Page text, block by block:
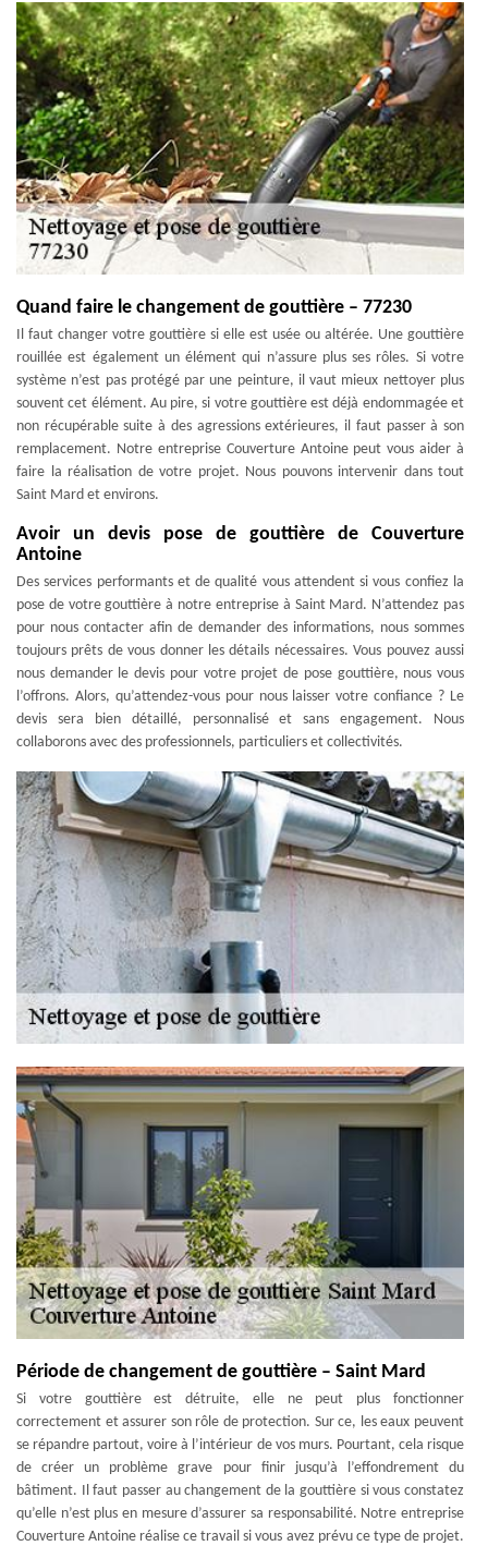
Quand faire le changement de gouttière – 77230
Il faut changer votre gouttière si elle est usée ou altérée. Une gouttière
rouillée est également un élément qui n’assure plus ses rôles. Si votre
système n’est pas protégé par une peinture, il vaut mieux nettoyer plus
souvent cet élément. Au pire, si votre gouttière est déjà endommagée et
non récupérable suite à des agressions extérieures, il faut passer à son
remplacement. Notre entreprise Couverture Antoine peut vous aider à
faire la réalisation de votre projet. Nous pouvons intervenir dans tout
Saint Mard et environs.
Avoir un devis pose de gouttière de Couverture
Antoine
Des services performants et de qualité vous attendent si vous confiez la
pose de votre gouttière à notre entreprise à Saint Mard. N’attendez pas
pour nous contacter afin de demander des informations, nous sommes
toujours prêts de vous donner les détails nécessaires. Vous pouvez aussi
nous demander le devis pour votre projet de pose gouttière, nous vous
l’offrons. Alors, qu’attendez-vous pour nous laisser votre confiance ? Le
devis sera bien détaillé, personnalisé et sans engagement. Nous
collaborons avec des professionnels, particuliers et collectivités.
Période de changement de gouttière – Saint Mard
Si votre gouttière est détruite, elle ne peut plus fonctionner
correctement et assurer son rôle de protection. Sur ce, les eaux peuvent
se répandre partout, voire à l’intérieur de vos murs. Pourtant, cela risque
de créer un problème grave pour finir jusqu’à l’effondrement du
bâtiment. Il faut passer au changement de la gouttière si vous constatez
qu’elle n’est plus en mesure d’assurer sa responsabilité. Notre entreprise
Couverture Antoine réalise ce travail si vous avez prévu ce type de projet.